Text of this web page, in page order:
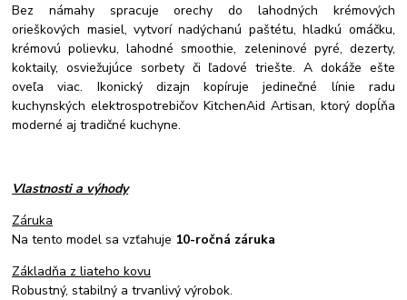
Bez námahy spracuje orechy do lahodných krémových
orieškových masiel, vytvorí nadýchanú paštétu, hladkú omáčku,
krémovú polievku, lahodné smoothie, zeleninové pyré, dezerty,
koktaily, osviežujúce sorbety či ľadové triešte. A dokáže ešte
oveľa viac. Ikonický dizajn kopíruje jedinečné línie radu
kuchynských elektrospotrebičov KitchenAid Artisan, ktorý dopĺňa
moderné aj tradičné kuchyne.
Vlastnosti a výhody
Záruka
Na tento model sa vzťahuje 10-ročná záruka
Základňa z liateho kovu
Robustný, stabilný a trvanlivý výrobok.